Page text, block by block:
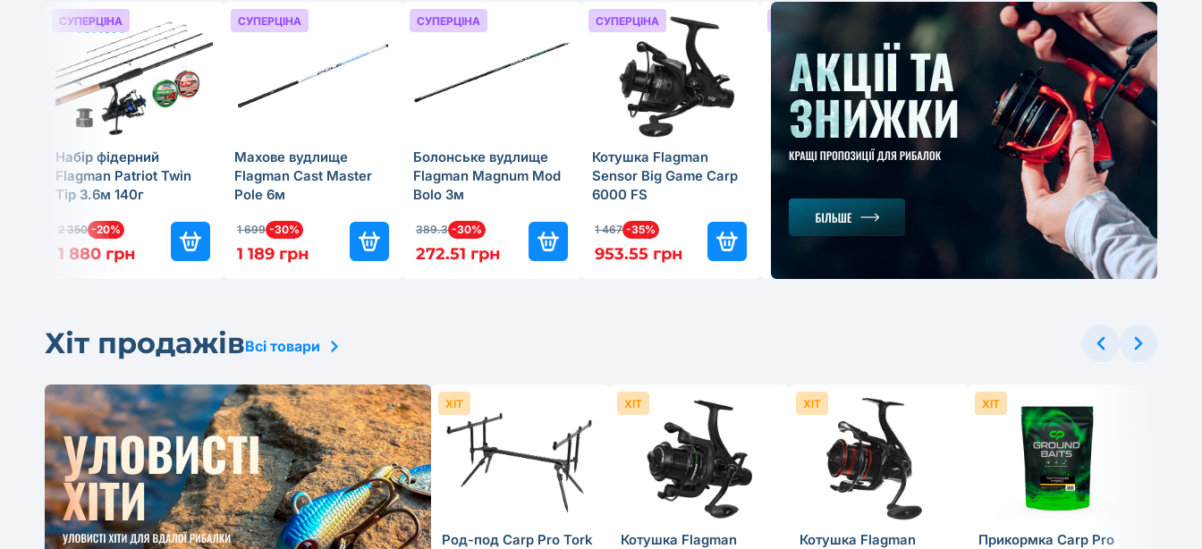
Фідерне вудлище
Flagman Magnum Carp
Feeder 3.6м 130г
СУПЕРЦІНА
Котушка Flagman
Sensor Big Game Carp
6000 FS
1 467 -35%
953.55 грн
СУПЕРЦІНА
Болонське вудлище
Flagman Magnum Mod
Bolo 3м
389.3 -30%
272.51 грн
СУПЕРЦІНА
Махове вудлище
Flagman Cast Master
Pole 6м
1 699 -30%
1 189 грн
СУПЕРЦІНА
Набір фідерний
Flagman Patriot Twin
Tip 3.6м 140г
2 350 -20%
1 880 грн
СУПЕРЦІНА
Хіт продажівВсі товари
Род-под Carp Pro Tork
ХІТ
Котушка Flagman
ХІТ
Котушка Flagman
ХІТ
Прикормка Carp Pro
ХІТ